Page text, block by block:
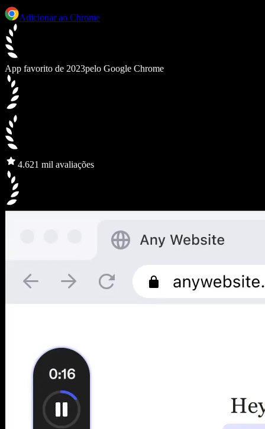
Adicionar ao Chrome
App favorito de 2023pelo Google Chrome
4.621 mil avaliações